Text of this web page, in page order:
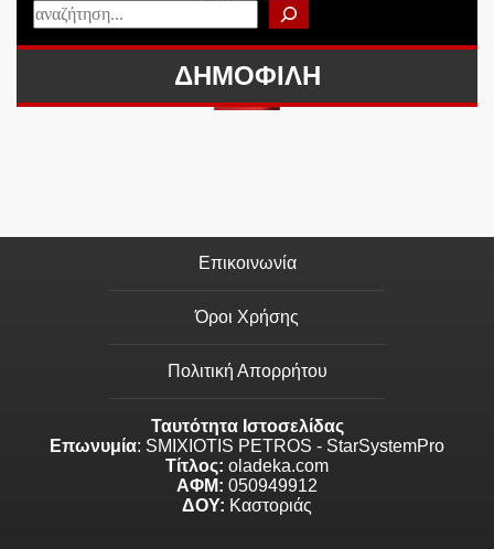
ΔΗΜΟΦΙΛΗ
Επικοινωνία
Όροι Χρήσης
Πολιτική Απορρήτου
Ταυτότητα Ιστοσελίδας
Επωνυμία: SMIXIOTIS PETROS - StarSystemPro
Τίτλος: oladeka.com
ΑΦΜ: 050949912
ΔΟΥ: Καστοριάς